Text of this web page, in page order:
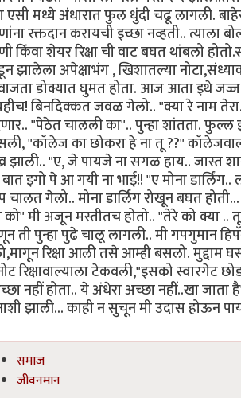
एसी मध्ये अंधारात फुल धुंदी चढू लागली.
रक्तदान करायची इच्छा नव्हती.. त्याला
किंवा शेयर रिक्षा ची वाट बघत थांबलो
झालेला अपेक्षाभंग , खिशातल्या
डोक्यात घुमत होता. आज आता इथे जज्ज
बिनदिक्कत जवळ गेलो.. "क्या रे नाम
"पेठेत चालली का".. पुन्हा शांतता.
"कॉलेज का छोकरा हे ना तू ??"
झाली.. "ए, जे पायजे ना सगळ हाय.. जास्त
इगो पे आ गयी ना भाई!! "ए मोना
गेलो.. मोना डार्लिंग रोखून बघत
को" मी अजून मस्तीतच होतो.. "तेरे को क्या
ती पुन्हा पुढे चालू लागली.. मी गपगुमान
रिक्षा आली तसे आम्ही बसलो. मुद्दाम
रिक्षावाल्याला टेकवली,"इसको स्वारगेट
नहीं होता.. ये अंधेरा अच्छा नहीं..खा
झाली... काही न सुचून मी उदास होऊन
समाज
जीवनमान